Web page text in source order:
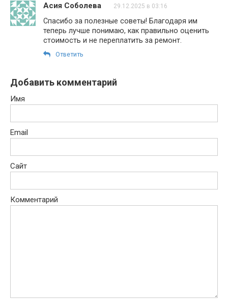
Асия Соболева 29.12.2025 в 03:16
Спасибо за полезные советы! Благодаря им
теперь лучше понимаю, как правильно оценить
стоимость и не переплатить за ремонт.
Ответить
Добавить комментарий
Имя
Email
Сайт
Комментарий